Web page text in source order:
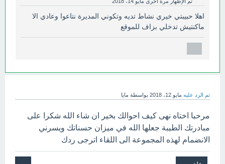
اهلا حبيبتي خيري نشاط تديه وتكوني المديرة نتاعوا وعادي الا
ماكنتيش تدخلي بزاف للموقع
تم الرد عليه مايو 12، 2018 بواسطة مايا
مرحبا اختاه نهى كيف احوالك بخير ان شاء الله شكرا على
مبادرتك الطيبة جعلها الله في ميزان حسناتك ويسرني
الانضمام لهذه المجموعة الى اللقاء اترجى ردك